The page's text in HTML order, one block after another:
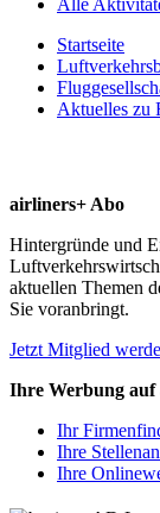
Startseite
Aktuelles zu
airliners+ Abo
Hintergründe und
aktuellen Themen
Sie voranbringt.
Jetzt Mitglied
Ihre Werbung auf
Ihr
Ihre
Ihre